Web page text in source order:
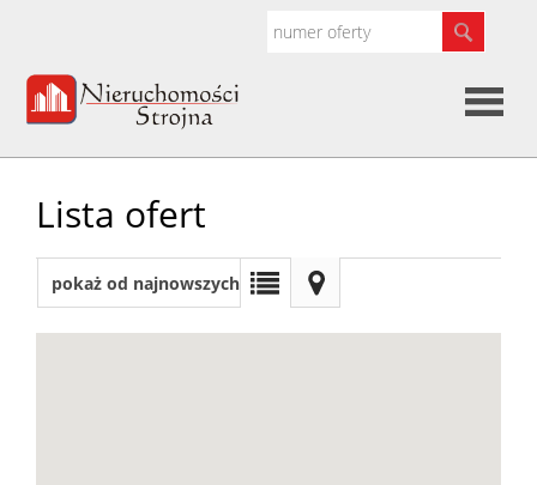
O
Oferty
Lista ofert
pokaż od najnowszych